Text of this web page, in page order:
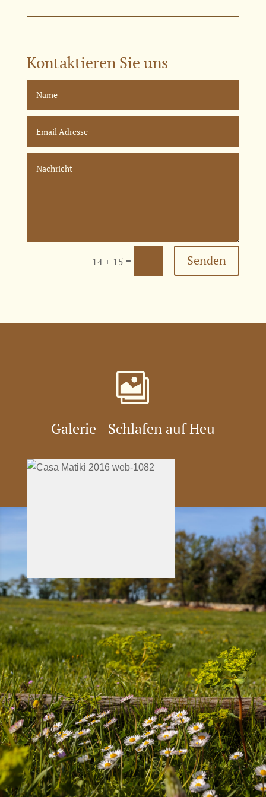
Kontaktieren Sie uns
14 + 15 = Senden

Galerie - Schlafen auf Heu